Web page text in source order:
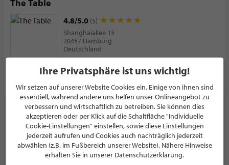
The Table
4.8/5.0 (5)
Shanghaiallee 15
20457 Hamburg
Deutschland
WEITERE PARTNER ZEIGEN
RESTAURANTS & BARS
Ihre Privatsphäre ist uns wichtig!
Wir setzen auf unserer Website Cookies ein. Einige von ihnen sind
essentiell, während andere uns helfen unser Onlineangebot zu
verbessern und wirtschaftlich zu betreiben. Sie können dies
akzeptieren oder per Klick auf die Schaltfläche "Individuelle
Cookie-Einstellungen" einstellen, sowie diese Einstellungen
jederzeit aufrufen und Cookies auch nachträglich jederzeit
abwählen (z.B. im Fußbereich unserer Website). Nähere Hinweise
erhalten Sie in unserer Datenschutzerklärung.